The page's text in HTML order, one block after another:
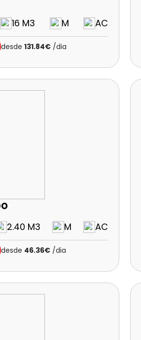
16 M3 M AC
desde131.84€ /dia
2.40 M3 M AC
desde 46.36€ /dia